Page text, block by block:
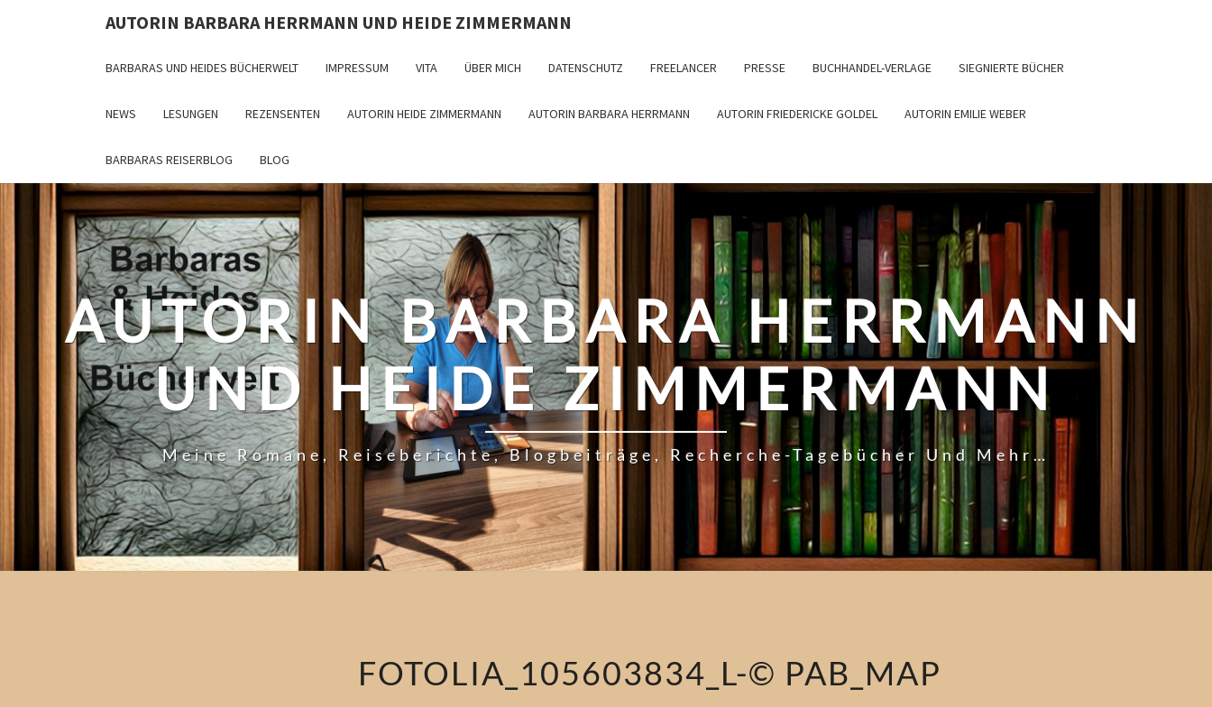
AUTORIN BARBARA HERRMANN UND HEIDE ZIMMERMANN
BARBARAS UND HEIDES BÜCHERWELT IMPRESSUM VITA ÜBER MICH DATENSCHUTZ FREELANCER PRESSE BUCHHANDEL-VERLAGE SIEGNIERTE BÜCHER
NEWS LESUNGEN REZENSENTEN AUTORIN HEIDE ZIMMERMANN AUTORIN BARBARA HERRMANN AUTORIN FRIEDERICKE GOLDEL AUTORIN EMILIE WEBER
BARBARAS REISERBLOG BLOG
AUTORIN BARBARA HERRMANN
UND HEIDE ZIMMERMANN
Meine Romane, Reiseberichte, Blogbeiträge, Recherche-Tagebücher Und Mehr…
FOTOLIA_105603834_L-© PAB_MAP